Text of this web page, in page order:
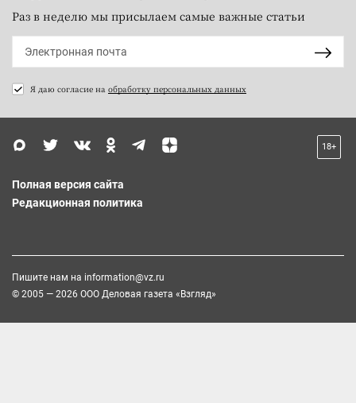
Раз в неделю мы присылаем самые важные статьи
Я даю согласие на обработку персональных данных
18+
Полная версия сайта
Редакционная политика
Пишите нам на information@vz.ru
© 2005 — 2026 ООО Деловая газета «Взгляд»